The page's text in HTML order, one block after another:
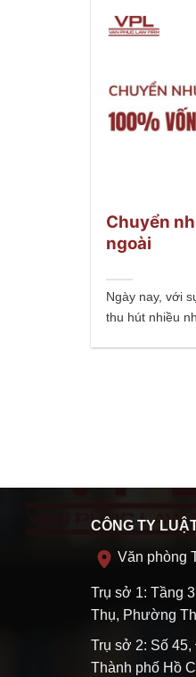
Chuyển
ngoài
Ngày nay, với
thu hút nhiều
CÔNG TY
Văn phòng
Trụ sở 1: Tầng
Thụ, Phường
Trụ sở 2: Số
Thành phố Hồ